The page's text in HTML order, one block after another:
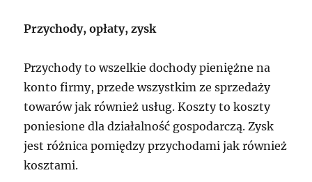
Przychody, opłaty, zysk
Przychody to wszelkie dochody pieniężne na
konto firmy, przede wszystkim ze sprzedaży
towarów jak również usług. Koszty to koszty
poniesione dla działalność gospodarczą. Zysk
jest różnica pomiędzy przychodami jak również
kosztami.